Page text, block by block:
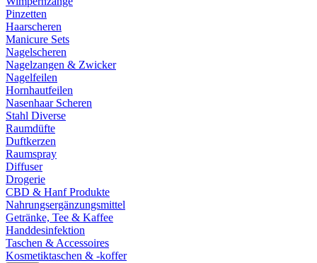
Pinzetten
Haarscheren
Manicure Sets
Nagelscheren
Nagelzangen & Zwicker
Nagelfeilen
Hornhautfeilen
Nasenhaar Scheren
Stahl Diverse
Raumdüfte
Duftkerzen
Raumspray
Diffuser
Drogerie
CBD & Hanf Produkte
Nahrungsergänzungsmittel
Getränke, Tee & Kaffee
Handdesinfektion
Taschen & Accessoires
Kosmetiktaschen & -koffer